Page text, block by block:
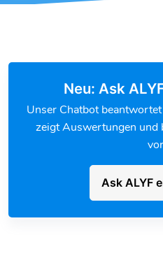
Neu: Ask
Unser Chatbot
zeigt Auswertungen und
Ask ALYF